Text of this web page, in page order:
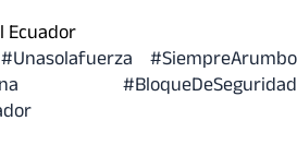
Ecuador
#Unasolafuerza #SiempreArumbo
#BloqueDeSeguridad